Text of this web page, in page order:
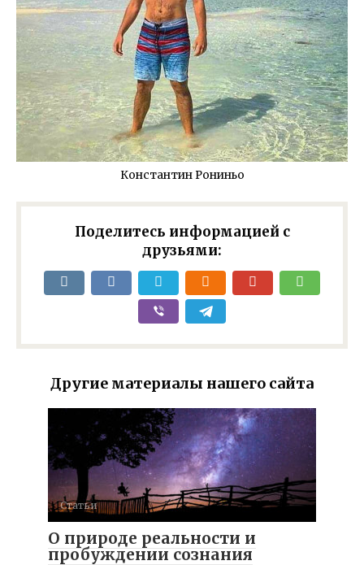
Константин Рониньо
Поделитесь информацией с
друзьями:
Другие материалы нашего сайта
Статьи
О природе реальности и
пробуждении сознания